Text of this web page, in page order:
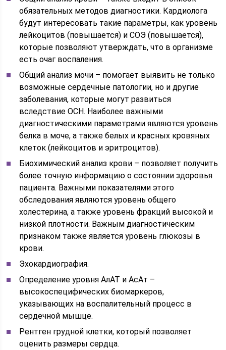
обязательных методов диагностики. Кардиолога
будут интересовать такие параметры, как уровень
лейкоцитов (повышается) и СОЭ (повышается),
которые позволяют утверждать, что в организме
есть очаг воспаления.
Общий анализ мочи – помогает выявить не только
возможные сердечные патологии, но и другие
заболевания, которые могут развиться
вследствие ОСН. Наиболее важными
диагностическими параметрами являются уровень
белка в моче, а также белых и красных кровяных
клеток (лейкоцитов и эритроцитов).
Биохимический анализ крови – позволяет получить
более точную информацию о состоянии здоровья
пациента. Важными показателями этого
обследования являются уровень общего
холестерина, а также уровень фракций высокой и
низкой плотности. Важным диагностическим
признаком также является уровень глюкозы в
крови.
Эхокардиография.
Определение уровня АлАТ и АсАт –
высокоспецифических биомаркеров,
указывающих на воспалительный процесс в
сердечной мышце.
Рентген грудной клетки, который позволяет
оценить размеры сердца.